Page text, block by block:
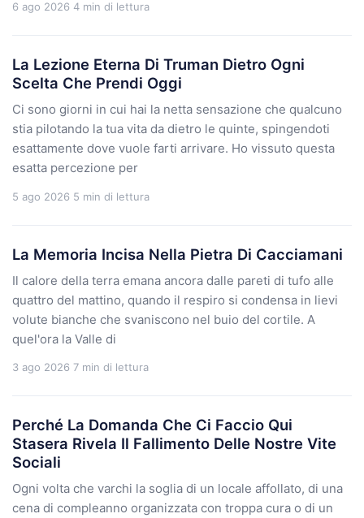
6 ago 2026 4 min di lettura
La Lezione Eterna Di Truman Dietro Ogni
Scelta Che Prendi Oggi
Ci sono giorni in cui hai la netta sensazione che qualcuno
stia pilotando la tua vita da dietro le quinte, spingendoti
esattamente dove vuole farti arrivare. Ho vissuto questa
esatta percezione per
5 ago 2026 5 min di lettura
La Memoria Incisa Nella Pietra Di Cacciamani
Il calore della terra emana ancora dalle pareti di tufo alle
quattro del mattino, quando il respiro si condensa in lievi
volute bianche che svaniscono nel buio del cortile. A
quel'ora la Valle di
3 ago 2026 7 min di lettura
Perché La Domanda Che Ci Faccio Qui
Stasera Rivela Il Fallimento Delle Nostre Vite
Sociali
Ogni volta che varchi la soglia di un locale affollato, di una
cena di compleanno organizzata con troppa cura o di un